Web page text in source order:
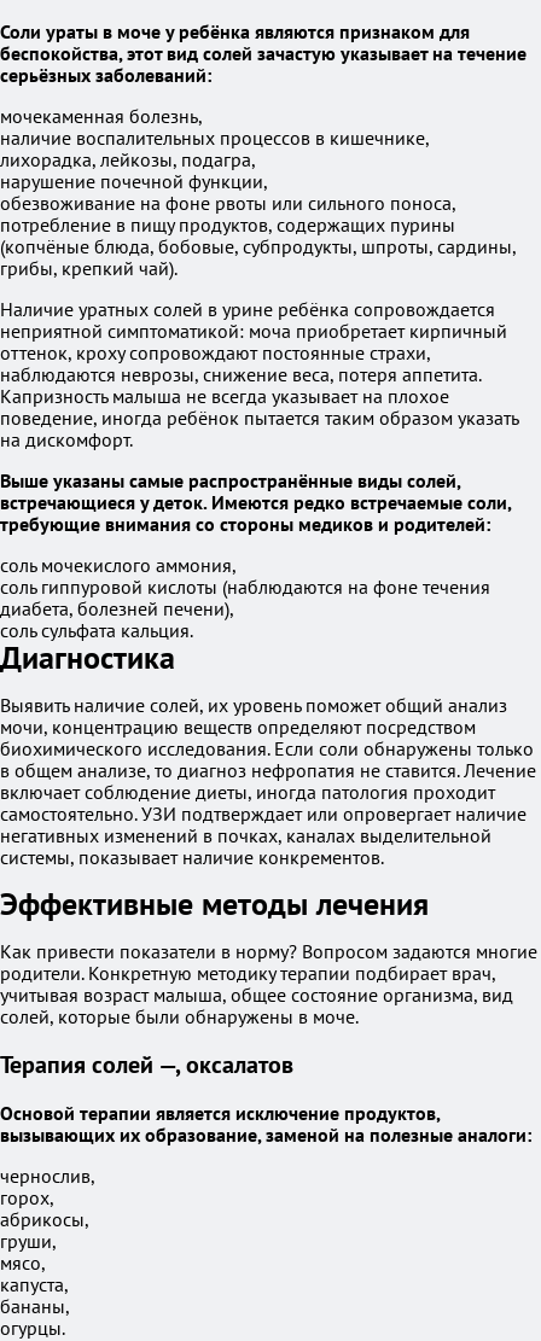
Соли ураты в моче у ребёнка являются признаком для
беспокойства, этот вид солей зачастую указывает на течение
серьёзных заболеваний:
мочекаменная болезнь,
наличие воспалительных процессов в кишечнике,
лихорадка, лейкозы, подагра,
нарушение почечной функции,
обезвоживание на фоне рвоты или сильного поноса,
потребление в пищу продуктов, содержащих пурины
(копчёные блюда, бобовые, субпродукты, шпроты, сардины,
грибы, крепкий чай).
Наличие уратных солей в урине ребёнка сопровождается
неприятной симптоматикой: моча приобретает кирпичный
оттенок, кроху сопровождают постоянные страхи,
наблюдаются неврозы, снижение веса, потеря аппетита.
Капризность малыша не всегда указывает на плохое
поведение, иногда ребёнок пытается таким образом указать
на дискомфорт.
Выше указаны самые распространённые виды солей,
встречающиеся у деток. Имеются редко встречаемые соли,
требующие внимания со стороны медиков и родителей:
соль мочекислого аммония,
соль гиппуровой кислоты (наблюдаются на фоне течения
диабета, болезней печени),
соль сульфата кальция.
Диагностика
Выявить наличие солей, их уровень поможет общий анализ
мочи, концентрацию веществ определяют посредством
биохимического исследования. Если соли обнаружены только
в общем анализе, то диагноз нефропатия не ставится. Лечение
включает соблюдение диеты, иногда патология проходит
самостоятельно. УЗИ подтверждает или опровергает наличие
негативных изменений в почках, каналах выделительной
системы, показывает наличие конкрементов.
Эффективные методы лечения
Как привести показатели в норму? Вопросом задаются многие
родители. Конкретную методику терапии подбирает врач,
учитывая возраст малыша, общее состояние организма, вид
солей, которые были обнаружены в моче.
Терапия солей —, оксалатов
Основой терапии является исключение продуктов,
вызывающих их образование, заменой на полезные аналоги:
чернослив,
горох,
абрикосы,
груши,
мясо,
капуста,
бананы,
огурцы.